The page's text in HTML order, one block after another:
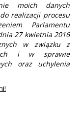
moich danych
realizacji procesu
Parlamentu
27 kwietnia 2016
w związku z
i w sprawie
oraz uchylenia